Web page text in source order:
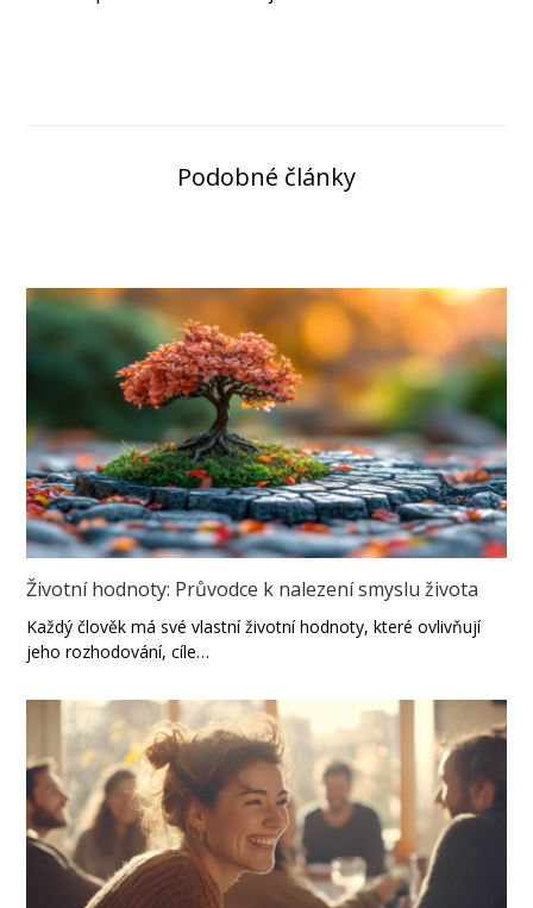
Podobné články
Životní hodnoty: Průvodce k nalezení smyslu života
Každý člověk má své vlastní životní hodnoty, které ovlivňují
jeho rozhodování, cíle…